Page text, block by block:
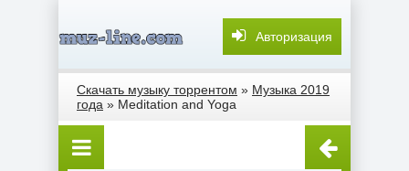
Авторизация
Скачать музыку торрентом » Музыка 2019
года » Meditation and Yoga